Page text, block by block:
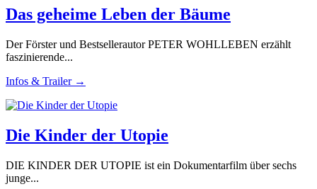
Das geheime Leben der Bäume
Der Förster und Bestsellerautor PETER WOHLLEBEN erzählt
faszinierende...
Infos & Trailer →
Die Kinder der Utopie
DIE KINDER DER UTOPIE ist ein Dokumentarfilm über sechs
junge...